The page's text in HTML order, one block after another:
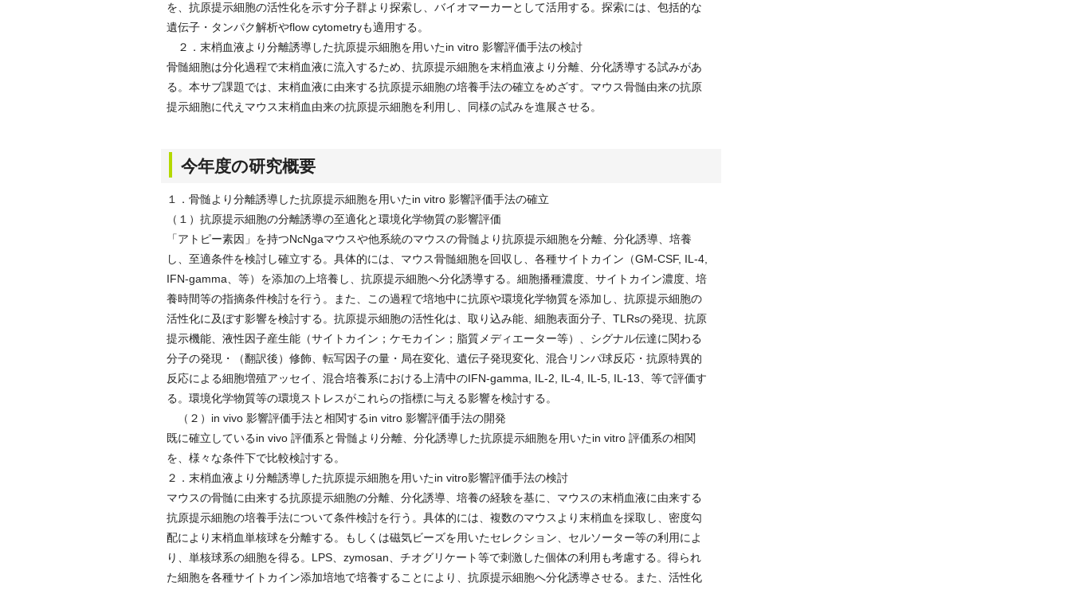
を、抗原提示細胞の活性化を示す分子群より探索し、バイオマーカーとして活用する。探索には、包括的な
遺伝子・タンパク解析やflow cytometryも適用する。
２．末梢血液より分離誘導した抗原提示細胞を用いたin vitro 影響評価手法の検討
骨髄細胞は分化過程で末梢血液に流入するため、抗原提示細胞を末梢血液より分離、分化誘導する試みがあ
る。本サブ課題では、末梢血液に由来する抗原提示細胞の培養手法の確立をめざす。マウス骨髄由来の抗原
提示細胞に代えマウス末梢血由来の抗原提示細胞を利用し、同様の試みを進展させる。
今年度の研究概要
１．骨髄より分離誘導した抗原提示細胞を用いたin vitro 影響評価手法の確立
（１）抗原提示細胞の分離誘導の至適化と環境化学物質の影響評価
「アトピー素因」を持つNcNgaマウスや他系統のマウスの骨髄より抗原提示細胞を分離、分化誘導、培養
し、至適条件を検討し確立する。具体的には、マウス骨髄細胞を回収し、各種サイトカイン（GM-CSF, IL-4,
IFN-gamma、等）を添加の上培養し、抗原提示細胞へ分化誘導する。細胞播種濃度、サイトカイン濃度、培
養時間等の指摘条件検討を行う。また、この過程で培地中に抗原や環境化学物質を添加し、抗原提示細胞の
活性化に及ぼす影響を検討する。抗原提示細胞の活性化は、取り込み能、細胞表面分子、TLRsの発現、抗原
提示機能、液性因子産生能（サイトカイン；ケモカイン；脂質メディエーター等）、シグナル伝達に関わる
分子の発現・（翻訳後）修飾、転写因子の量・局在変化、遺伝子発現変化、混合リンパ球反応・抗原特異的
反応による細胞増殖アッセイ、混合培養系における上清中のIFN-gamma, IL-2, IL-4, IL-5, IL-13、等で評価す
る。環境化学物質等の環境ストレスがこれらの指標に与える影響を検討する。
（２）in vivo 影響評価手法と相関するin vitro 影響評価手法の開発
既に確立しているin vivo 評価系と骨髄より分離、分化誘導した抗原提示細胞を用いたin vitro 評価系の相関
を、様々な条件下で比較検討する。
２．末梢血液より分離誘導した抗原提示細胞を用いたin vitro影響評価手法の検討
マウスの骨髄に由来する抗原提示細胞の分離、分化誘導、培養の経験を基に、マウスの末梢血液に由来する
抗原提示細胞の培養手法について条件検討を行う。具体的には、複数のマウスより末梢血を採取し、密度勾
配により末梢血単核球を分離する。もしくは磁気ビーズを用いたセレクション、セルソーター等の利用によ
り、単核球系の細胞を得る。LPS、zymosan、チオグリケート等で刺激した個体の利用も考慮する。得られ
た細胞を各種サイトカイン添加培地で培養することにより、抗原提示細胞へ分化誘導させる。また、活性化